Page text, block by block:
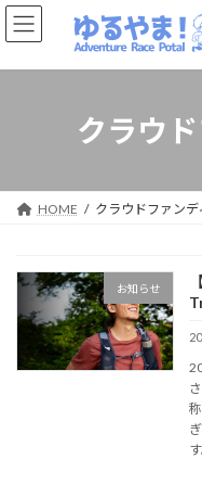
コ
ン
ン
ナ
ビ
ー
クラウ
HOME クラウドファンデ
お知らせ